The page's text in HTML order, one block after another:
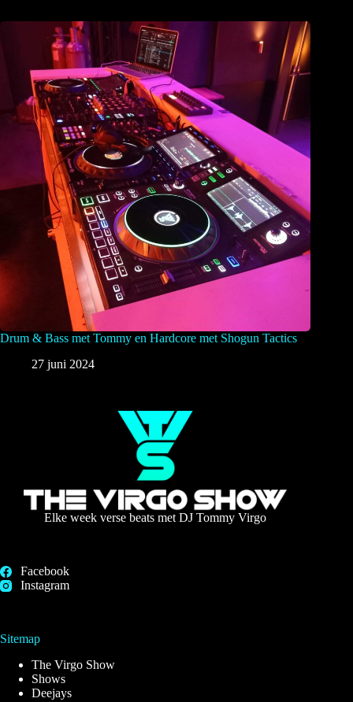
Drum & Bass met Tommy en Hardcore met Shogun Tactics
27 juni 2024
Elke week verse beats met DJ Tommy Virgo
Facebook
Instagram
Sitemap
The Virgo Show
Shows
Deejays